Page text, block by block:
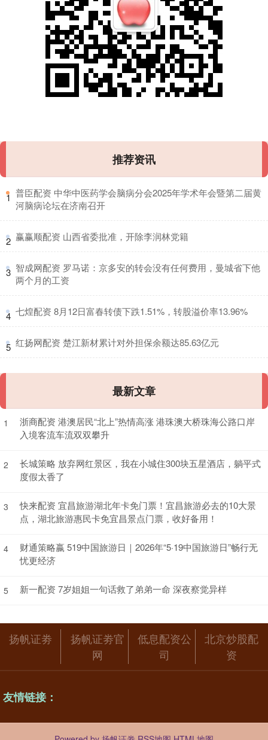
推荐资讯
1 ​普臣配资 中华中医药学会脑病分会2025年学术年会暨第二届黄
河脑病论坛在济南召开
2 ​赢赢顺配资 山西省委批准，开除李润林党籍
3 ​智成网配资 罗马诺：京多安的转会没有任何费用，曼城省下他
两个月的工资
4 ​七煌配资 8月12日富春转债下跌1.51%，转股溢价率13.96%
5 ​红扬网配资 楚江新材累计对外担保余额达85.63亿元
最新文章
1
浙商配资 港澳居民“北上”热情高涨 港珠澳大桥珠海公路口岸
入境客流车流双双攀升
2
长城策略 放弃网红景区，我在小城住300块五星酒店，躺平式
度假太香了
3
快来配资 宜昌旅游湖北年卡免门票！宜昌旅游必去的10大景
点，湖北旅游惠民卡免宜昌景点门票，收好备用！
4
财通策略嬴 519中国旅游日｜2026年“5·19中国旅游日”畅行无
忧更经济
5 新一配资 7岁姐姐一句话救了弟弟一命 深夜察觉异样
扬帆证劵
扬帆证劵官
网
低息配资公
司
北京炒股配
资
友情链接：